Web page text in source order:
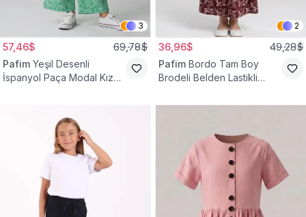
3
57,46$ 69,78$
Pafim Yeşil Desenli
İspanyol Paça Modal Kız
2
36,96$ 49,28$
Pafim Bordo Tam Boy
Brodeli Belden Lastikli